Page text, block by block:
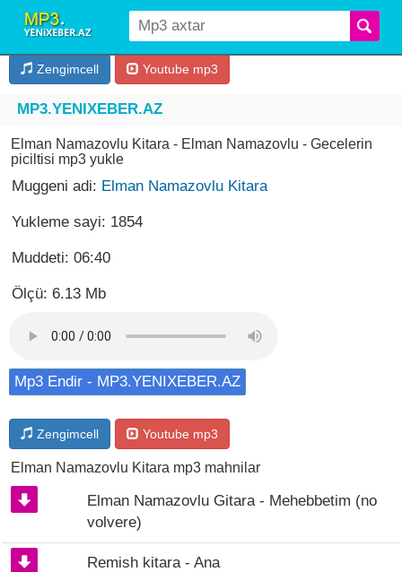
Zengimcell Youtube mp3
MP3.YENIXEBER.AZ
Elman Namazovlu Kitara - Elman Namazovlu - Gecelerin
piciltisi mp3 yukle
Muggeni adi: Elman Namazovlu Kitara
Yukleme sayi: 1854
Muddeti: 06:40
Ölçü: 6.13 Mb
Mp3 Endir - MP3.YENIXEBER.AZ
Zengimcell Youtube mp3
Elman Namazovlu Kitara mp3 mahnilar
Elman Namazovlu Gitara - Mehebbetim (no
volvere)
Remish kitara - Ana